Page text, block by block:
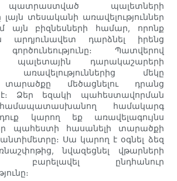
պալետների
տեսականի առավելություններ
այն բիզնեսների համար, որոնք
արդյունավետ դարձնել իրենց
Պատվերով
պալետային դարակաշարերի
առավելություններից մեկը
մեծացնելու դրանց
է։ Ձեր եզակի պահեստավորման
համակարգ
կարող եք առավելագույնս
պահեստի հասանելի տարածքի
Սա կարող է օգնել ձեզ
նվազեցնել վթարների
ընդհանուր